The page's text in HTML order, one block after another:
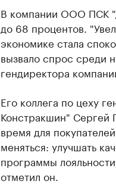
В компании ООО ПСК
до 68 процентов.
экономике стала
вызвало спрос среди
гендиректора
Его коллега по цеху
Констракшин" Сергей
время для
меняться: улучшать
программы
отметил он.